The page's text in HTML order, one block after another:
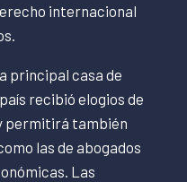
internacional
principal casa de
recibió elogios de
permitirá también
las de abogados
Las